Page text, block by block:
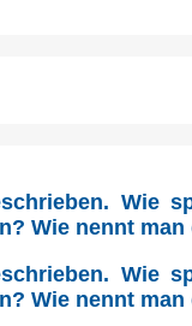
Wie
Wie nennt man
Wie
Wie nennt man